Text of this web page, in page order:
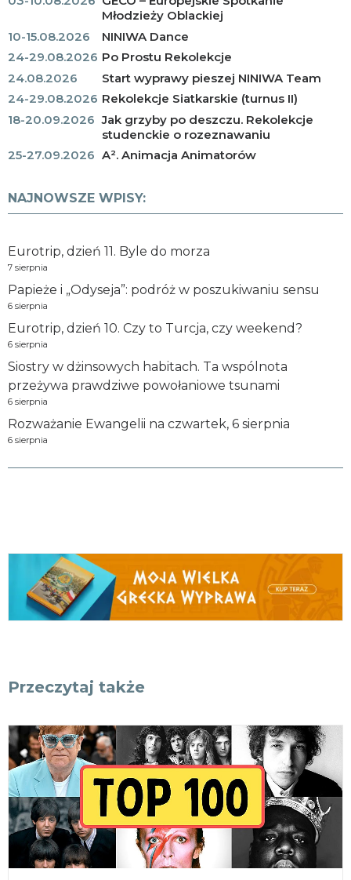
Młodzieży Oblackiej
10-15.08.2026
NINIWA Dance
24-29.08.2026 Po Prostu Rekolekcje
24.08.2026
Start wyprawy pieszej NINIWA Team
24-29.08.2026 Rekolekcje Siatkarskie (turnus II)
18-20.09.2026 Jak grzyby po deszczu. Rekolekcje
studenckie o rozeznawaniu
25-27.09.2026 A². Animacja Animatorów
NAJNOWSZE WPISY:
Eurotrip, dzień 11. Byle do morza
7 sierpnia
Papieże i „Odyseja”: podróż w poszukiwaniu sensu
6 sierpnia
Eurotrip, dzień 10. Czy to Turcja, czy weekend?
6 sierpnia
Siostry w dżinsowych habitach. Ta wspólnota
przeżywa prawdziwe powołaniowe tsunami
6 sierpnia
Rozważanie Ewangelii na czwartek, 6 sierpnia
6 sierpnia
Przeczytaj także